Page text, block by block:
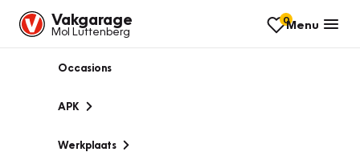
Vakgarage
Mol Luttenberg
0Menu
Occasions
APK
Werkplaats